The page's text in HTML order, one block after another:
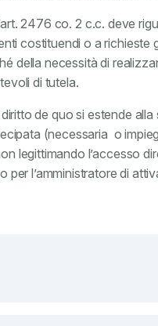
2476 co. 2 c.c. deve
costituendi o a richieste
della necessità di
di tutela.
de quo si estende
(necessaria o
legittimando l’accesso
per l’amministratore di